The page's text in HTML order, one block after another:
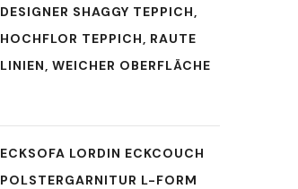
DESIGNER SHAGGY TEPPICH,
HOCHFLOR TEPPICH, RAUTE
LINIEN, WEICHER OBERFLÄCHE
ECKSOFA LORDIN ECKCOUCH
POLSTERGARNITUR L-FORM